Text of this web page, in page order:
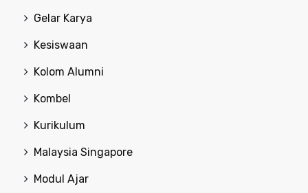
Gelar Karya
Kesiswaan
Kolom Alumni
Kombel
Kurikulum
Malaysia Singapore
Modul Ajar